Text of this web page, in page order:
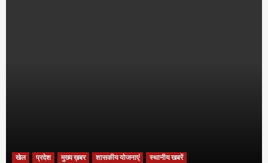
खेल प्रदेश मुख्य ख़बर शासकीय योजनाएं स्थानीय खबरें